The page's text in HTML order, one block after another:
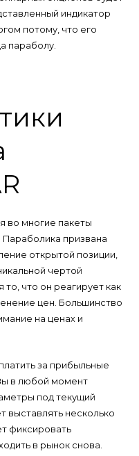
индикатор
потому, что его
параболу.
во многие пакеты
Параболика призвана
открытой позиции,
чертой
то, что он реагирует как
цен. Большинство
на ценах и
за прибыльные
в любой момент
под текущий
выставлять несколько
фиксировать
в рынок снова.